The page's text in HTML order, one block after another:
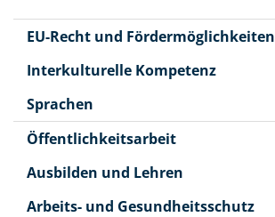
EU-Recht und Fördermöglichkeiten
Interkulturelle Kompetenz
Sprachen
Öffentlichkeitsarbeit
Ausbilden und Lehren
Arbeits- und Gesundheitsschutz